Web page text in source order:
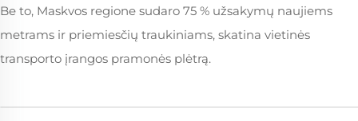
Be to, Maskvos regione sudaro 75 % užsakymų naujiems
metrams ir priemiesčių traukiniams, skatina vietinės
transporto įrangos pramonės plėtrą.